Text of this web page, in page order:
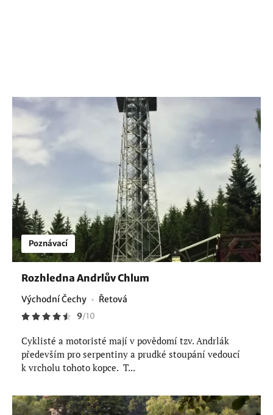
Poznávací
Rozhledna Andrlův Chlum
Východní Čechy Řetová
9/10
Cyklisté a motoristé mají v povědomí tzv. Andrlák
především pro serpentiny a prudké stoupání vedoucí
k vrcholu tohoto kopce. T...